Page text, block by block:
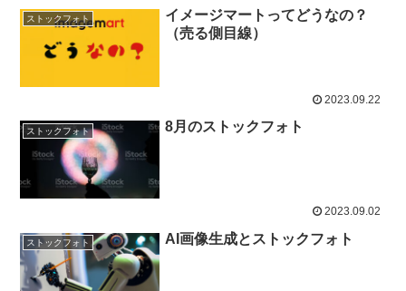
ストックフォト
イメージマートってどうなの？
（売る側目線）
2023.09.22
ストックフォト 8月のストックフォト
2023.09.02
ストックフォト AI画像生成とストックフォト